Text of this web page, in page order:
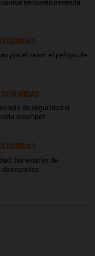
sensores necesita
por el calor: el peligro de
de seguridad si
o camper
las estafas de
descaradas